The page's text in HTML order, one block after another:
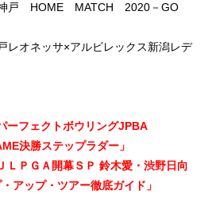
戸 HOME MATCH 2020－GO
オネッサ×アルビレックス新潟レデ
フェクトボウリングJPBA
決勝ステップラダー」
ＰＧＡ開幕ＳＰ 鈴木愛・渋野日向
アップ・ツアー徹底ガイド」